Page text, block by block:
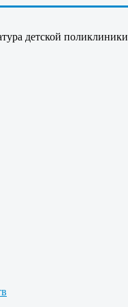
детской поликлиники